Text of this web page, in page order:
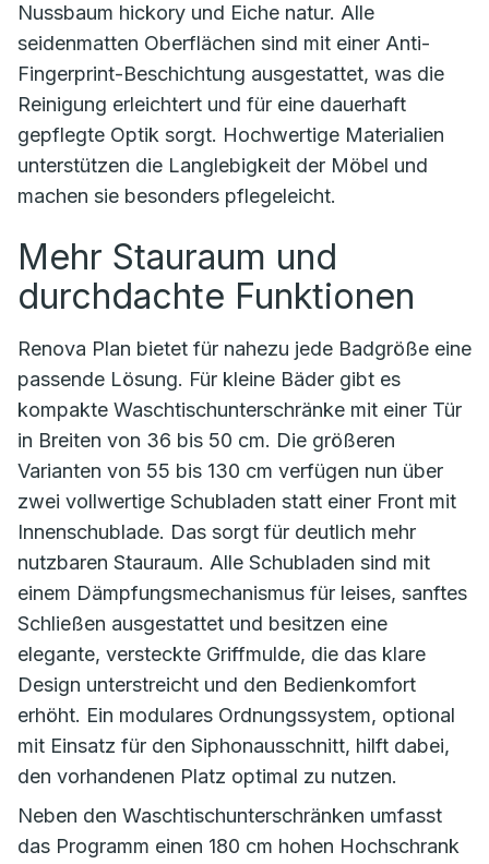
Nussbaum hickory und Eiche natur. Alle
seidenmatten Oberflächen sind mit einer Anti-
Fingerprint-Beschichtung ausgestattet, was die
Reinigung erleichtert und für eine dauerhaft
gepflegte Optik sorgt. Hochwertige Materialien
unterstützen die Langlebigkeit der Möbel und
machen sie besonders pflegeleicht.
Mehr Stauraum und
durchdachte Funktionen
Renova Plan bietet für nahezu jede Badgröße eine
passende Lösung. Für kleine Bäder gibt es
kompakte Waschtischunterschränke mit einer Tür
in Breiten von 36 bis 50 cm. Die größeren
Varianten von 55 bis 130 cm verfügen nun über
zwei vollwertige Schubladen statt einer Front mit
Innenschublade. Das sorgt für deutlich mehr
nutzbaren Stauraum. Alle Schubladen sind mit
einem Dämpfungsmechanismus für leises, sanftes
Schließen ausgestattet und besitzen eine
elegante, versteckte Griffmulde, die das klare
Design unterstreicht und den Bedienkomfort
erhöht. Ein modulares Ordnungssystem, optional
mit Einsatz für den Siphonausschnitt, hilft dabei,
den vorhandenen Platz optimal zu nutzen.
Neben den Waschtischunterschränken umfasst
das Programm einen 180 cm hohen Hochschrank